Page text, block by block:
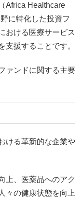
Africa Healthcare
に特化した投資フ
おける医療サービス
支援することです。
ァンドに関する主要
ける革新的な企業や
上、医薬品へのアク
々の健康状態を向上